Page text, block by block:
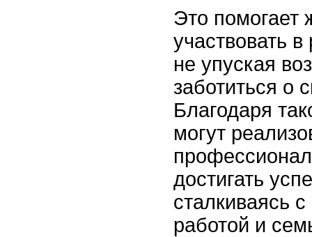
Это
участвовать
не упуская
заботиться о
Благодаря
могут
достигать
сталкиваясь
работой и